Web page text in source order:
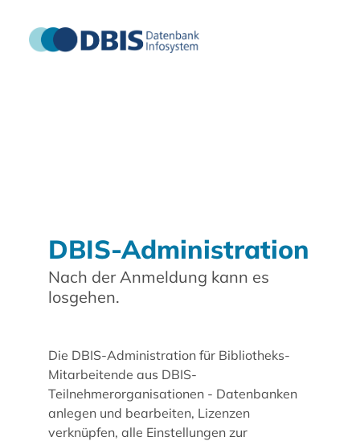
DBIS-Administration
Nach der Anmeldung kann es
losgehen.
Die DBIS-Administration für Bibliotheks-
Mitarbeitende aus DBIS-
Teilnehmerorganisationen - Datenbanken
anlegen und bearbeiten, Lizenzen
verknüpfen, alle Einstellungen zur